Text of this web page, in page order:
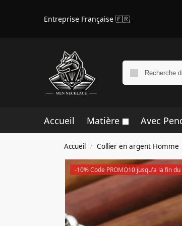
Entreprise Française 🇫🇷
Accueil Matière Avec
Accueil / Collier en argent Homme
-10% Code PROMO10 jusqu'a la fin